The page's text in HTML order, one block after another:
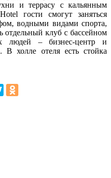
и террасу с кальянным
гости смогут заняться
водными видами спорта,
отдельный клуб с бассейном
людей – бизнес-центр и
В холле отеля есть стойка